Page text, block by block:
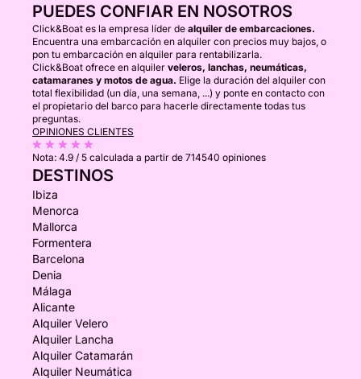
PUEDES CONFIAR EN NOSOTROS
Click&Boat es la empresa líder de alquiler de embarcaciones.
Encuentra una embarcación en alquiler con precios muy bajos, o
pon tu embarcación en alquiler para rentabilizarla.
Click&Boat ofrece en alquiler veleros, lanchas, neumáticas,
catamaranes y motos de agua. Elige la duración del alquiler con
total flexibilidad (un día, una semana, ...) y ponte en contacto con
el propietario del barco para hacerle directamente todas tus
preguntas.
OPINIONES CLIENTES
Nota: 4.9 / 5 calculada a partir de 714540 opiniones
DESTINOS
Ibiza
Menorca
Mallorca
Formentera
Barcelona
Denia
Málaga
Alicante
Alquiler Velero
Alquiler Lancha
Alquiler Catamarán
Alquiler Neumática